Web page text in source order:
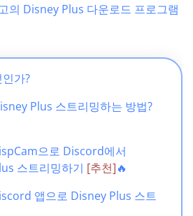
의 Disney Plus 다운로드 프로그램
가?
Plus 스트리밍하는 방법?
으로 Discord에서
스트리밍하기 [추천]🔥
앱으로 Disney Plus 스트